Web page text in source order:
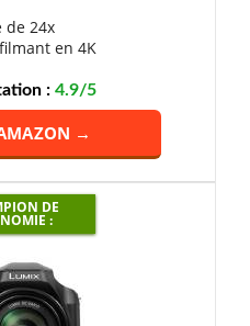
de 24x
en 4K
:4.9/5
→
DE
: